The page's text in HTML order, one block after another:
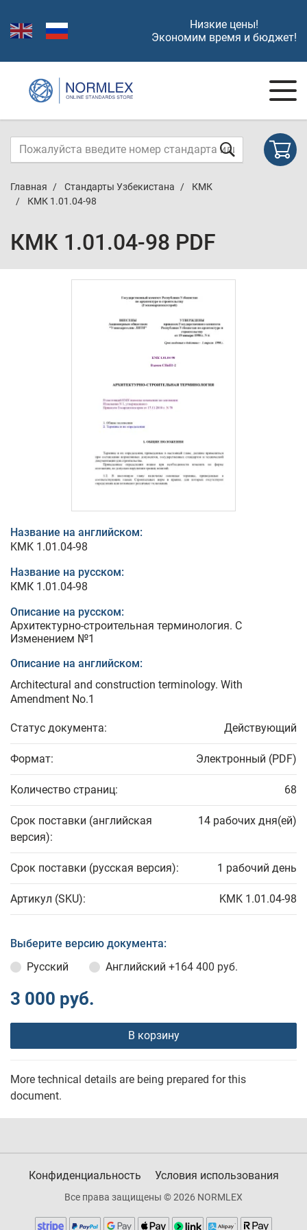
Низкие цены!
Экономим время и бюджет!
Главная Стандарты Узбекистана
КМК
КМК 1.01.04-98
КМК 1.01.04-98 PDF
Название на английском:
KMK 1.01.04-98
Название на русском:
КМК 1.01.04-98
Описание на русском:
Архитектурно-строительная терминология. С
Изменением №1
Описание на английском:
Architectural and construction terminology. With
Amendment No.1
Статус документа: Действующий
Формат: Электронный (PDF)
Количество страниц: 68
Срок поставки (английская
версия):
14 рабочих дня(ей)
Срок поставки (русская версия): 1 рабочий день
Артикул (SKU): KMK 1.01.04-98
Выберите версию документа:
Русский
Английский +164 400 руб.
3 000 руб.
В корзину
More technical details are being prepared for this
document.
Конфиденциальность Условия использования
Все права защищены © 2026 NORMLEX